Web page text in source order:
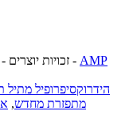
© זכויות יוצרים - 2010-2023 : כל הזכויות שמורות. - AMP
הידרוקסיפרופיל מתיל
מתפזרת מחדש,